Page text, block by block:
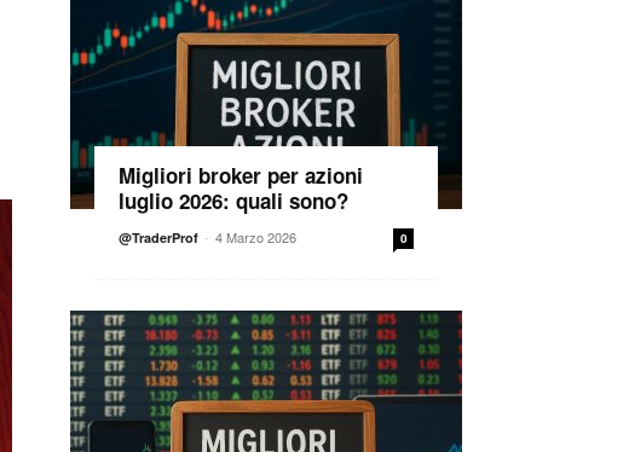
Migliori broker per azioni
luglio 2026: quali sono?
@TraderProf - 4 Marzo 2026 0